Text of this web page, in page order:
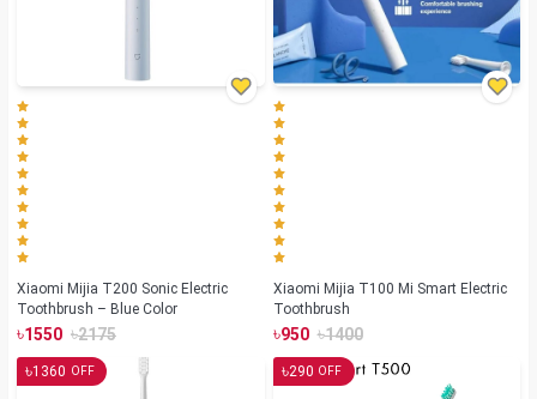
Xiaomi Mijia T200 Sonic Electric
Toothbrush – Blue Color
৳1550 ৳2175
Xiaomi Mijia T100 Mi Smart Electric
Toothbrush
৳950 ৳1400
৳1360 OFF ৳290 OFF